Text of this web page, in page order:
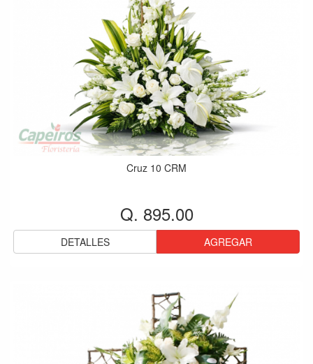
Cruz 10 CRM
Q. 895.00
DETALLES AGREGAR